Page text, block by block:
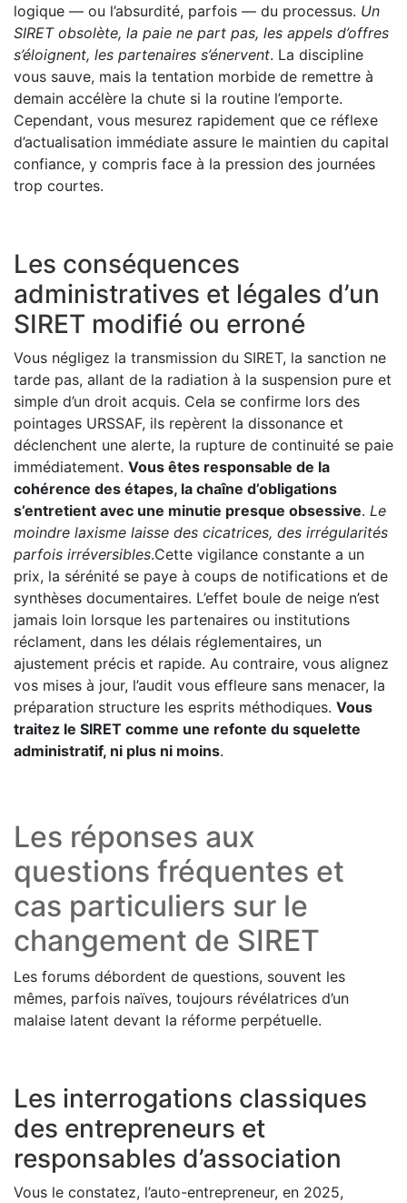
logique — ou l’absurdité, parfois — du processus. Un
SIRET obsolète, la paie ne part pas, les appels d’offres
s’éloignent, les partenaires s’énervent. La discipline
vous sauve, mais la tentation morbide de remettre à
demain accélère la chute si la routine l’emporte.
Cependant, vous mesurez rapidement que ce réflexe
d’actualisation immédiate assure le maintien du capital
confiance, y compris face à la pression des journées
trop courtes.
Les conséquences
administratives et légales d’un
SIRET modifié ou erroné
Vous négligez la transmission du SIRET, la sanction ne
tarde pas, allant de la radiation à la suspension pure et
simple d’un droit acquis. Cela se confirme lors des
pointages URSSAF, ils repèrent la dissonance et
déclenchent une alerte, la rupture de continuité se paie
immédiatement. Vous êtes responsable de la
cohérence des étapes, la chaîne d’obligations
s’entretient avec une minutie presque obsessive. Le
moindre laxisme laisse des cicatrices, des irrégularités
parfois irréversibles.Cette vigilance constante a un
prix, la sérénité se paye à coups de notifications et de
synthèses documentaires. L’effet boule de neige n’est
jamais loin lorsque les partenaires ou institutions
réclament, dans les délais réglementaires, un
ajustement précis et rapide. Au contraire, vous alignez
vos mises à jour, l’audit vous effleure sans menacer, la
préparation structure les esprits méthodiques. Vous
traitez le SIRET comme une refonte du squelette
administratif, ni plus ni moins.
Les réponses aux
questions fréquentes et
cas particuliers sur le
changement de SIRET
Les forums débordent de questions, souvent les
mêmes, parfois naïves, toujours révélatrices d’un
malaise latent devant la réforme perpétuelle.
Les interrogations classiques
des entrepreneurs et
responsables d’association
Vous le constatez, l’auto-entrepreneur, en 2025,